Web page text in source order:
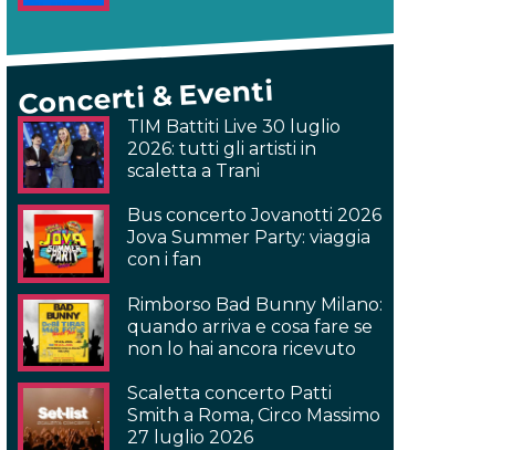
Concerti & Eventi
TIM Battiti Live 30 luglio
2026: tutti gli artisti in
scaletta a Trani
Bus concerto Jovanotti 2026
Jova Summer Party: viaggia
con i fan
Rimborso Bad Bunny Milano:
quando arriva e cosa fare se
non lo hai ancora ricevuto
Scaletta concerto Patti
Smith a Roma, Circo Massimo
27 luglio 2026